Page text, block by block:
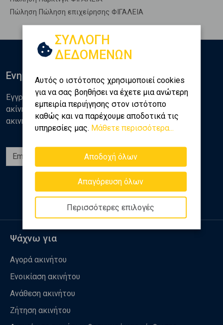
Πώληση Πώληση επιχείρησης ΦΙΓΑΛΕΙΑ
ΣΥΛΛΟΓΗ
ΔΕΔΟΜΕΝΩΝ
Αυτός ο ιστότοπος χρησιμοποιεί cookies
για να σας βοηθήσει να έχετε μια ανώτερη
εμπειρία περιήγησης στον ιστότοπο
καθώς και να παρέχουμε αποδοτικά τις
υπηρεσίες μας. Μάθετε περισσότερα...
Αποδοχή όλων
Απαγόρευση όλων
Περισσότερες επιλογές
Ενημερωθείτε
Εγγραφείτε στο newsletter της Golden Home για νέα
ακίνητα, αναλύσεις και διάφορα θέματα της αγοράς
ακινήτων
Εγγραφή
Ακολουθήστε μας
Ψάχνω για
Αγορά ακινήτου
Ενοικίαση ακινήτου
Ανάθεση ακινήτου
Ζήτηση ακινήτου